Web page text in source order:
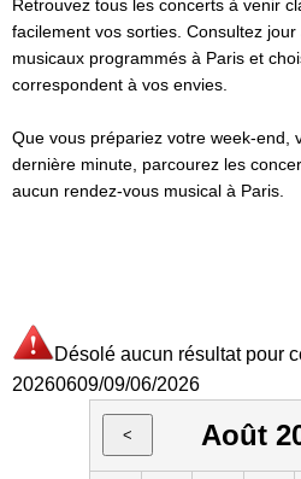
Retrouvez tous les concerts à venir
facilement vos sorties. Consultez
musicaux programmés à Paris et
correspondent à vos envies.
Que vous prépariez votre week-end,
dernière minute, parcourez les
aucun rendez-vous musical à Paris.
Désolé aucun résultat pour
20260609/09/06/2026
< Août